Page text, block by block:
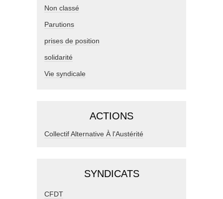
Non classé
Parutions
prises de position
solidarité
Vie syndicale
ACTIONS
Collectif Alternative À l'Austérité
SYNDICATS
CFDT